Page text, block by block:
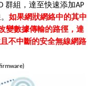
群組，達至快速添加AP
如果網狀網絡中的其中
變數據傳輸的路徑，達
不中斷的安全無線網路